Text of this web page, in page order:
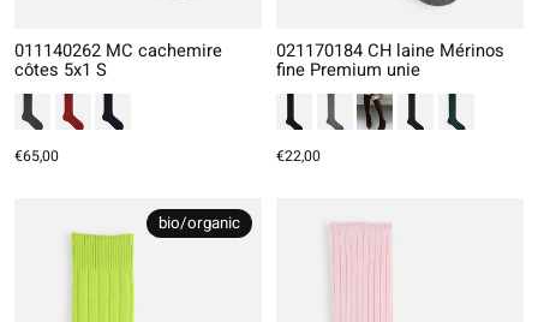
011140262 MC cachemire
côtes 5x1 S
€65,00
021170184 CH laine Mérinos
fine Premium unie
€22,00
bio/organic